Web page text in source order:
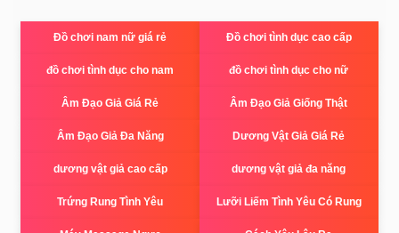
Đồ chơi nam nữ giá rẻ Đồ chơi tình dục cao cấp
đồ chơi tình dục cho nam đồ chơi tình dục cho nữ
Âm Đạo Giả Giá Rẻ Âm Đạo Giả Giống Thật
Âm Đạo Giả Đa Năng Dương Vật Giả Giá Rẻ
dương vật giả cao cấp dương vật giả đa năng
Trứng Rung Tình Yêu Lưỡi Liếm Tình Yêu Có Rung